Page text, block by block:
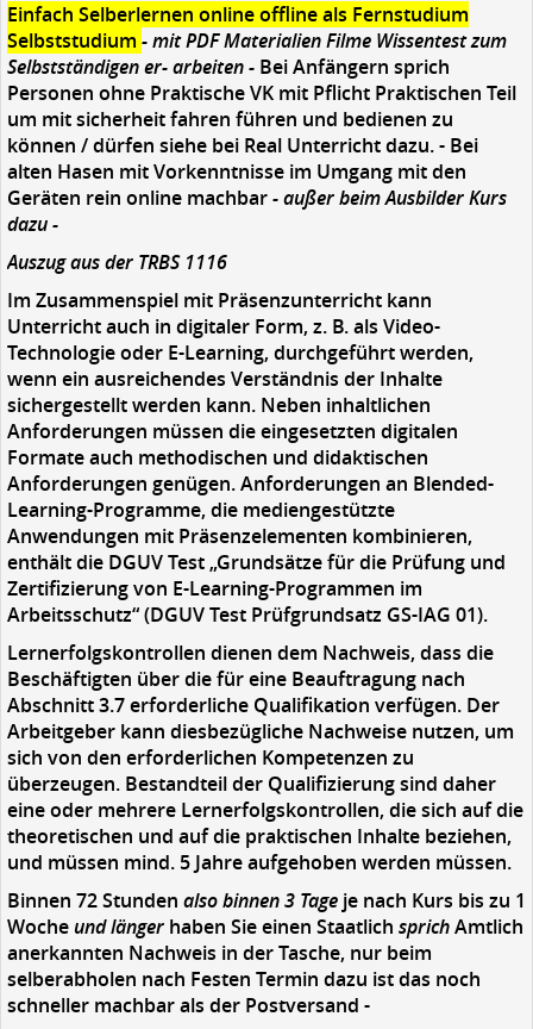
Einfach Selberlernen online offline als Fernstudium
Selbststudium - mit PDF Materialien Filme Wissentest zum
Selbstständigen er- arbeiten - Bei Anfängern sprich
Personen ohne Praktische VK mit Pflicht Praktischen Teil
um mit sicherheit fahren führen und bedienen zu
können / dürfen siehe bei Real Unterricht dazu. - Bei
alten Hasen mit Vorkenntnisse im Umgang mit den
Geräten rein online machbar- außer beim Ausbilder Kurs
dazu -
Auszug aus der TRBS 1116
Im Zusammenspiel mit Präsenzunterricht kann
Unterricht auch in digitaler Form, z. B. als Video-
Technologie oder E-Learning, durchgeführt werden,
wenn ein ausreichendes Verständnis der Inhalte
sichergestellt werden kann. Neben inhaltlichen
Anforderungen müssen die eingesetzten digitalen
Formate auch methodischen und didaktischen
Anforderungen genügen. Anforderungen an Blended-
Learning-Programme, die mediengestützte
Anwendungen mit Präsenzelementen kombinieren,
enthält die DGUV Test „Grundsätze für die Prüfung und
Zertifizierung von E-Learning-Programmen im
Arbeitsschutz“ (DGUV Test Prüfgrundsatz GS-IAG 01).
Lernerfolgskontrollen dienen dem Nachweis, dass die
Beschäftigten über die für eine Beauftragung nach
Abschnitt 3.7 erforderliche Qualifikation verfügen. Der
Arbeitgeber kann diesbezügliche Nachweise nutzen, um
sich von den erforderlichen Kompetenzen zu
überzeugen. Bestandteil der Qualifizierung sind daher
eine oder mehrere Lernerfolgskontrollen, die sich auf die
theoretischen und auf die praktischen Inhalte beziehen,
und müssen mind. 5 Jahre aufgehoben werden müssen.
Binnen 72 Stunden also binnen 3 Tage je nach Kurs bis zu 1
Woche und länger haben Sie einen Staatlich sprichAmtlich
anerkannten Nachweis in der Tasche, nur beim
selberabholen nach Festen Termin dazu ist das noch
schneller machbar als der Postversand -